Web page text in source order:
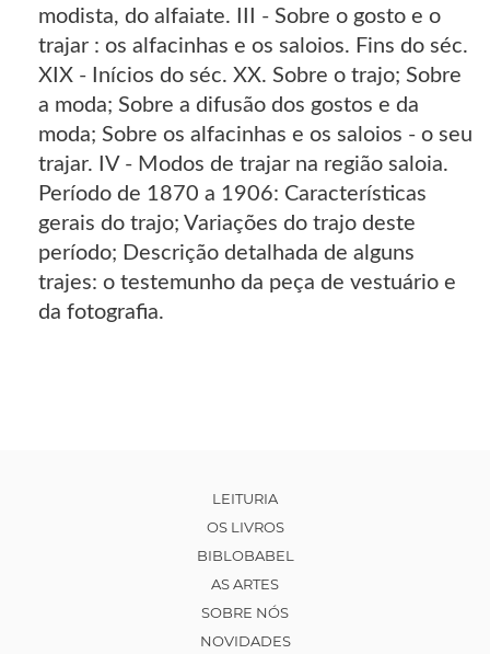
modista, do alfaiate. III - Sobre o gosto e o
trajar : os alfacinhas e os saloios. Fins do séc.
XIX - Inícios do séc. XX. Sobre o trajo; Sobre
a moda; Sobre a difusão dos gostos e da
moda; Sobre os alfacinhas e os saloios - o seu
trajar. IV - Modos de trajar na região saloia.
Período de 1870 a 1906: Características
gerais do trajo; Variações do trajo deste
período; Descrição detalhada de alguns
trajes: o testemunho da peça de vestuário e
da fotografia.
LEITURIA
OS LIVROS
BIBLOBABEL
AS ARTES
SOBRE NÓS
NOVIDADES